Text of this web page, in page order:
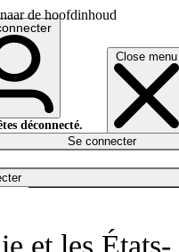
de hoofdinhoud
Close menu
déconnecté.
Se connecter